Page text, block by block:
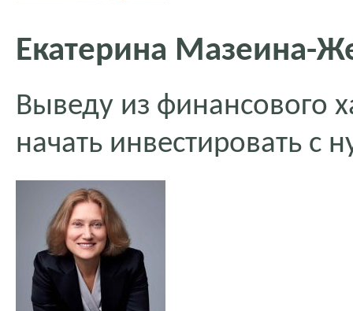
Екатерина Мазеина-
Выведу из финансового
начать инвестировать с